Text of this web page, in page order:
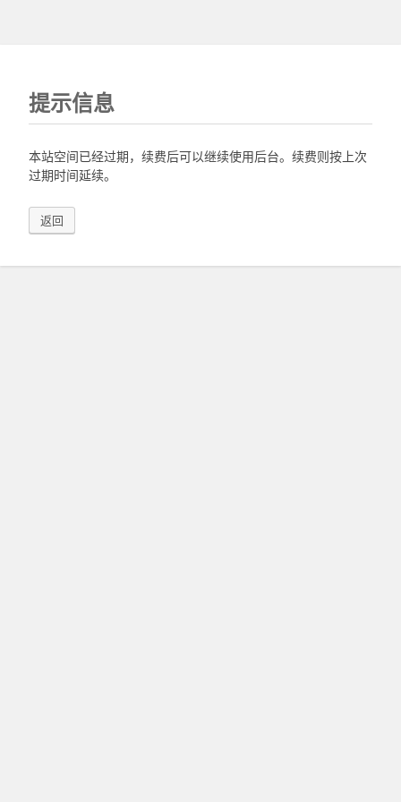
提示信息
本站空间已经过期，续费后可以继续使用后台。续费则按上次
过期时间延续。
返回